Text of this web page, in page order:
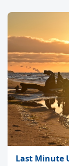
Last Minute